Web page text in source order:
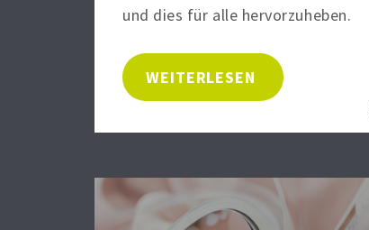
und dies für alle hervorzuheben.
WEITERLESEN